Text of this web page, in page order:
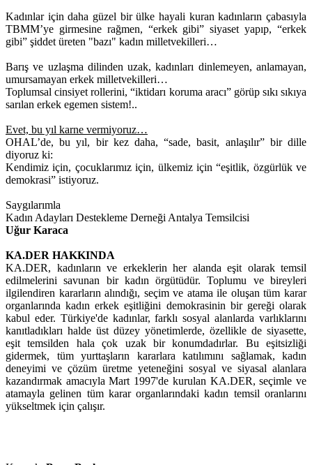
Kadınlar için daha güzel bir ülke hayali kuran kadınların çabasıyla
TBMM’ye girmesine rağmen, “erkek gibi” siyaset yapıp, “erkek
gibi” şiddet üreten "bazı" kadın milletvekilleri…
Barış ve uzlaşma dilinden uzak, kadınları dinlemeyen, anlamayan,
umursamayan erkek milletvekilleri…
Toplumsal cinsiyet rollerini, “iktidarı koruma aracı” görüp sıkı sıkıya
sarılan erkek egemen sistem!..
Evet, bu yıl karne vermiyoruz…
OHAL’de, bu yıl, bir kez daha, “sade, basit, anlaşılır” bir dille
diyoruz ki:
Kendimiz için, çocuklarımız için, ülkemiz için “eşitlik, özgürlük ve
demokrasi” istiyoruz.
Saygılarımla
Kadın Adayları Destekleme Derneği Antalya Temsilcisi
Uğur Karaca
KA.DER HAKKINDA
KA.DER, kadınların ve erkeklerin her alanda eşit olarak temsil
edilmelerini savunan bir kadın örgütüdür. Toplumu ve bireyleri
ilgilendiren kararların alındığı, seçim ve atama ile oluşan tüm karar
organlarında kadın erkek eşitliğini demokrasinin bir gereği olarak
kabul eder. Türkiye'de kadınlar, farklı sosyal alanlarda varlıklarını
kanıtladıkları halde üst düzey yönetimlerde, özellikle de siyasette,
eşit temsilden hala çok uzak bir konumdadırlar. Bu eşitsizliği
gidermek, tüm yurttaşların kararlara katılımını sağlamak, kadın
deneyimi ve çözüm üretme yeteneğini sosyal ve siyasal alanlara
kazandırmak amacıyla Mart 1997'de kurulan KA.DER, seçimle ve
atamayla gelinen tüm karar organlarındaki kadın temsil oranlarını
yükseltmek için çalışır.